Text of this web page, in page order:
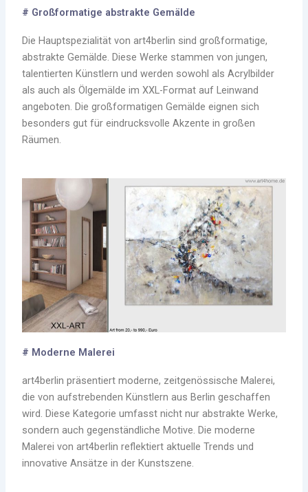
# Großformatige abstrakte Gemälde
Die Hauptspezialität von art4berlin sind großformatige,
abstrakte Gemälde. Diese Werke stammen von jungen,
talentierten Künstlern und werden sowohl als Acrylbilder
als auch als Ölgemälde im XXL-Format auf Leinwand
angeboten. Die großformatigen Gemälde eignen sich
besonders gut für eindrucksvolle Akzente in großen
Räumen.
# Moderne Malerei
art4berlin präsentiert moderne, zeitgenössische Malerei,
die von aufstrebenden Künstlern aus Berlin geschaffen
wird. Diese Kategorie umfasst nicht nur abstrakte Werke,
sondern auch gegenständliche Motive. Die moderne
Malerei von art4berlin reflektiert aktuelle Trends und
innovative Ansätze in der Kunstszene.